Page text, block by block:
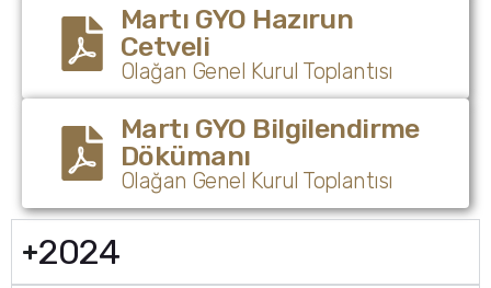
Martı GYO Hazırun
Cetveli
Olağan Genel Kurul Toplantısı
Martı GYO Bilgilendirme
Dökümanı
Olağan Genel Kurul Toplantısı
2024